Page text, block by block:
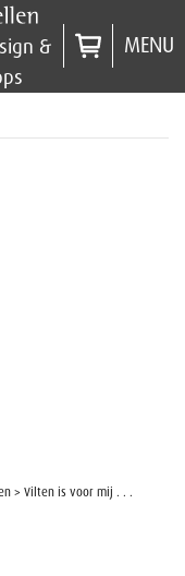
&
MENU
> Vilten is voor mij . . .